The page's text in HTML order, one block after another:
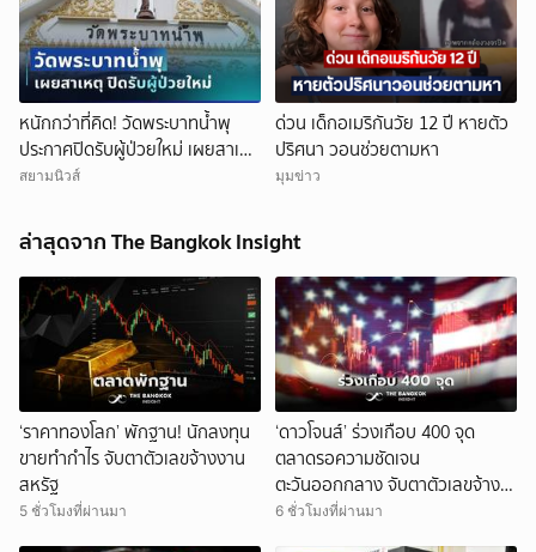
หนักกว่าที่คิด! วัดพระบาทน้ำพุ
ประกาศปิดรับผู้ป่วยใหม่ เผยสาเหตุ
สุดสะเทือนใจ
สยามนิวส์
ด่วน เด็กอเมริกันวัย 12 ปี หายตัว
ปริศนา วอนช่วยตามหา
มุมข่าว
ล่าสุดจาก The Bangkok Insight
‘ราคาทองโลก’ พักฐาน! นักลงทุน
ขายทำกำไร จับตาตัวเลขจ้างงาน
สหรัฐ
5 ชั่วโมงที่ผ่านมา
‘ดาวโจนส์’ ร่วงเกือบ 400 จุด
ตลาดรอความชัดเจน
ตะวันออกกลาง จับตาตัวเลขจ้าง
งานสหรัฐ
6 ชั่วโมงที่ผ่านมา